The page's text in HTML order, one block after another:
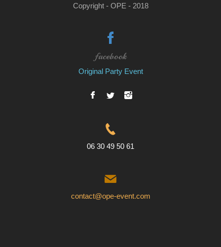
Copyright - OPE - 2018
facebook
Original Party Event
06 30 49 50 61
contact@ope-event.com